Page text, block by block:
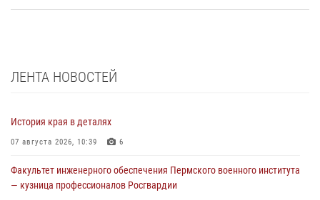
ЛЕНТА НОВОСТЕЙ
История края в деталях
07 августа 2026, 10:39 6
Факультет инженерного обеспечения Пермского военного института
— кузница профессионалов Росгвардии